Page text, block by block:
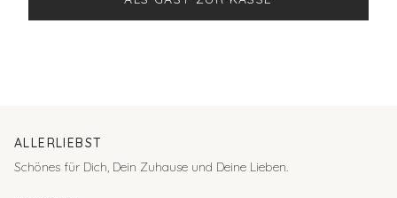
ALLERLIEBST
Schönes für Dich, Dein Zuhause und Deine Lieben.